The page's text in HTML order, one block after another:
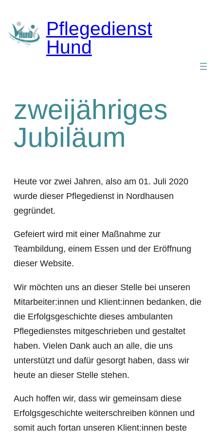
springen
Pflegedienst
Hund
zweijähriges
Jubiläum
Heute vor zwei Jahren, also am 01. Juli 2020
wurde dieser Pflegedienst in Nordhausen
gegründet.
Gefeiert wird mit einer Maßnahme zur
Teambildung, einem Essen und der Eröffnung
dieser Website.
Wir möchten uns an dieser Stelle bei unseren
Mitarbeiter:innen und Klient:innen bedanken, die
die Erfolgsgeschichte dieses ambulanten
Pflegedienstes mitgeschrieben und gestaltet
haben. Vielen Dank auch an alle, die uns
unterstützt und dafür gesorgt haben, dass wir
heute an dieser Stelle stehen.
Auch hoffen wir, dass wir gemeinsam diese
Erfolgsgeschichte weiterschreiben können und
somit auch fortan unseren Klient:innen beste